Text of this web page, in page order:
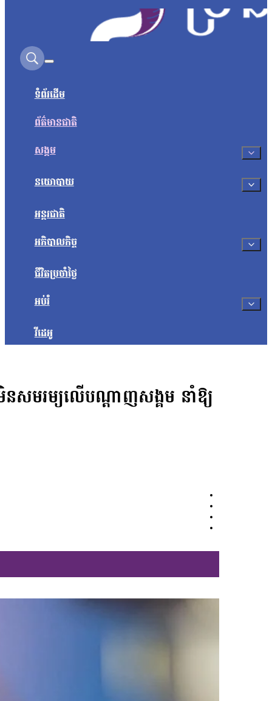
Search on this site
ទំព័រដើម
ព័ត៌មានជាតិ
សង្គម
នយោបាយ
អន្តរជាតិ
អភិបាលកិច្ច
ជីវិតប្រចាំថ្ងៃ
អប់រំ
វីដេអូ
នសមរម្យលើបណ្ដាញសង្គម នាំឱ្យ